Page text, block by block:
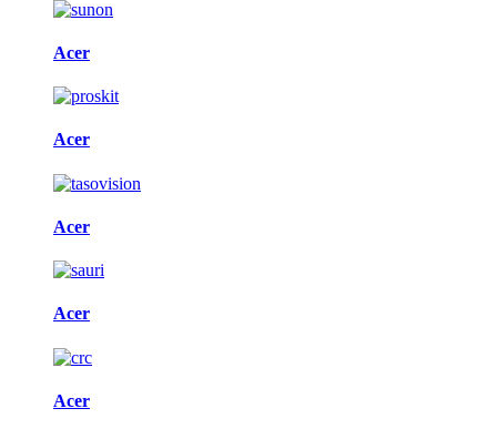
Acer
Acer
Acer
Acer
Acer